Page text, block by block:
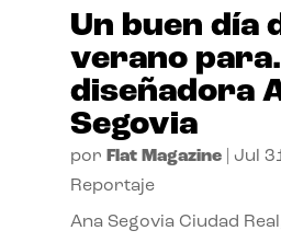
Un buen día
verano
diseñadora
Segovia
por Flat Magazine| Jul
Reportaje
Ana Segovia Ciudad